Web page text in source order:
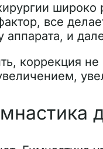
широко
все
аппарата, и
коррекция